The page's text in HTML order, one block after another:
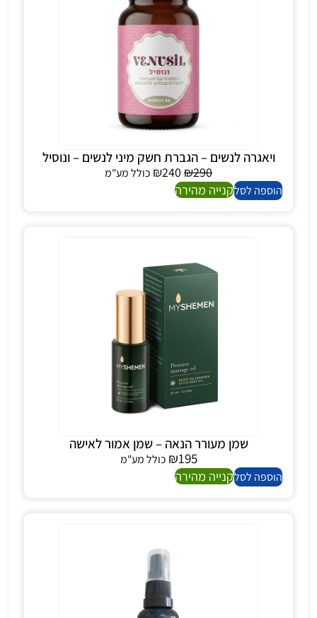
ויאגרה לנשים – הגברת חשק מיני לנשים – ונוסיל
₪290
₪240
כולל מע"מ
הוספה לסלקנייה מהירה
שמן מעורר הנאה – שמן אמור לאישה
₪195
כולל מע"מ
הוספה לסלקנייה מהירה